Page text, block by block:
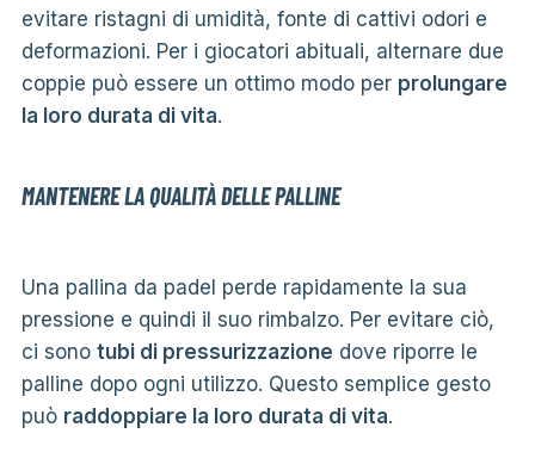
evitare ristagni di umidità, fonte di cattivi odori e
deformazioni. Per i giocatori abituali, alternare due
coppie può essere un ottimo modo per prolungare
la loro durata di vita.
MANTENERE LA QUALITÀ DELLE PALLINE
Una pallina da padel perde rapidamente la sua
pressione e quindi il suo rimbalzo. Per evitare ciò,
ci sono tubi di pressurizzazione dove riporre le
palline dopo ogni utilizzo. Questo semplice gesto
può raddoppiare la loro durata di vita.